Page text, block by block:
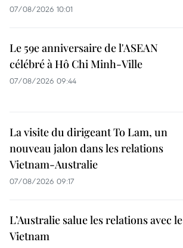
07/08/2026 10:01
Le 59e anniversaire de l'ASEAN
célébré à Hô Chi Minh-Ville
07/08/2026 09:44
La visite du dirigeant To Lam, un
nouveau jalon dans les relations
Vietnam-Australie
07/08/2026 09:17
L’Australie salue les relations avec le
Vietnam